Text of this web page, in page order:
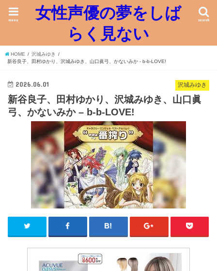
女性声優の夢をしば
らく見ない
search
menu
HOME
沢城みゆき
新谷良子、田村ゆかり、沢城みゆき、山口眞弓、かないみか - b-b-LOVE!
沢城みゆき
2026.06.01
新谷良子、田村ゆかり、沢城みゆき、山口眞
弓、かないみか – b-b-LOVE!